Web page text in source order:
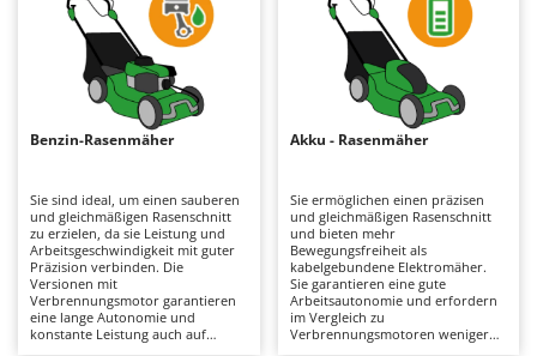
Allzwecktransporter - Motorschubkarren
Alu-Teleskopleitern
Anbaubagger Heckbagger für Traktoren
Arbeitsschutzkleidung
Astkettensägen - Hochentaster
Astscheren
Atemschutzgeräte
Aufroller für Olivennetze
Aufschnittmaschinen
Airmec
AL-KO
ALA 2000
Ama
Ambrogio Robot
Annovi Reverberi
ANTHBOT
Archman
Benzin-Rasenmäher
Sie sind ideal, um einen sauberen
und gleichmäßigen Rasenschnitt
zu erzielen, da sie Leistung und
Arbeitsgeschwindigkeit mit guter
Präzision verbinden. Die
Versionen mit
Verbrennungsmotor garantieren
eine lange Autonomie und
konstante Leistung auch auf
Akku - Rasenmäher
Sie ermöglichen einen präzisen
und gleichmäßigen Rasenschnitt
und bieten mehr
Bewegungsfreiheit als
kabelgebundene Elektromäher.
Sie garantieren eine gute
Arbeitsautonomie und erfordern
im Vergleich zu
Verbrennungsmotoren weniger